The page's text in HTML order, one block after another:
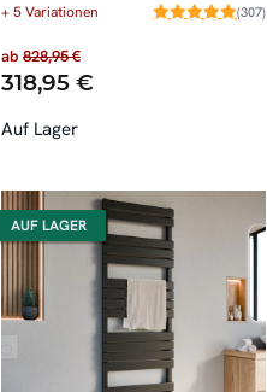
+ 5 Variationen (307)
ab 828,95 €
318,95 €
Auf Lager
AUF LAGER